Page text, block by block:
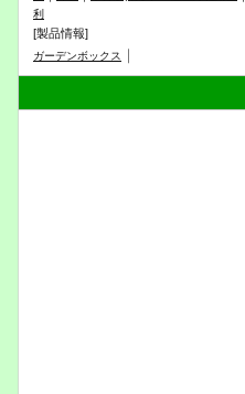
利
[製品情報]
ガーデンボックス ｜